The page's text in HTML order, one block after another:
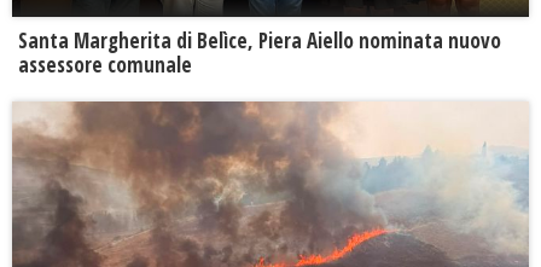
Santa Margherita di Belìce, Piera Aiello nominata nuovo
assessore comunale